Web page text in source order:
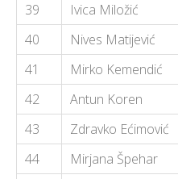
39
Ivica Miložić
40
Nives Matijević
41
Mirko Kemendić
42
Antun Koren
43
Zdravko Ećimović
44
Mirjana Špehar